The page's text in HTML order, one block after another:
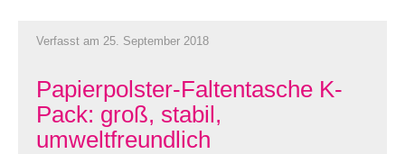
Verfasst am 25. September 2018
Papierpolster-Faltentasche K-
Pack: groß, stabil,
umweltfreundlich